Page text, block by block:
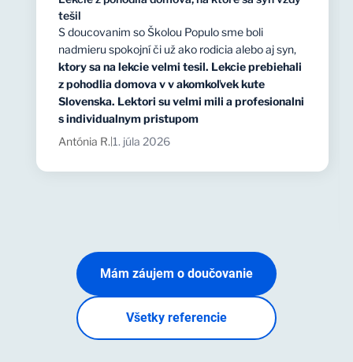
tešil
S doucovanim so Školou Populo sme boli
nadmieru spokojní či už ako rodicia alebo aj syn,
ktory sa na lekcie velmi tesil. Lekcie prebiehali
z pohodlia domova v v akomkoľvek kute
Slovenska. Lektori su velmi mili a profesionalni
s individualnym pristupom
Antónia R.|1. júla 2026
Mám záujem o doučovanie
Všetky referencie